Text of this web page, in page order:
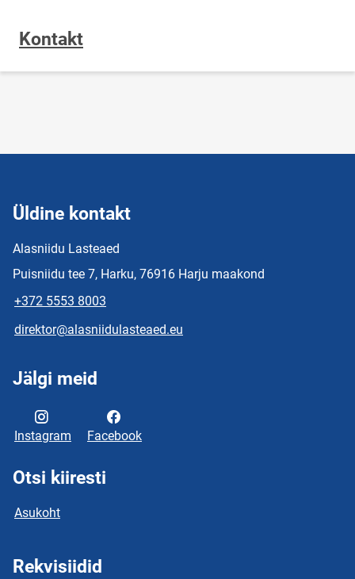
Kontakt
Üldine kontakt
Alasniidu Lasteaed
Puisniidu tee 7, Harku, 76916 Harju maakond
+372 5553 8003
direktor@alasniidulasteaed.eu
Jälgi meid
Instagram Facebook
Otsi kiiresti
Asukoht
Rekvisiidid